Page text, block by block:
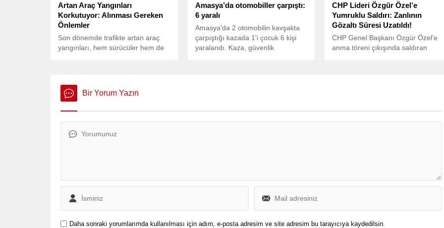
Artan Araç Yangınları
Korkutuyor: Alınması Gereken
Önlemler
Son dönemde trafikte artan araç
yangınları, hem sürücüler hem de
Amasya’da otomobiller çarpıştı:
6 yaralı
Amasya'da 2 otomobilin kavşakta
çarpıştığı kazada 1'i çocuk 6 kişi
yaralandı. Kaza, güvenlik
CHP Lideri Özgür Özel’e
Yumruklu Saldırı: Zanlının
Gözaltı Süresi Uzatıldı!
CHP Genel Başkanı Özgür Özel’e
anma töreni çıkışında saldıran
Bir Yorum Yazın
Daha sonraki yorumlarımda kullanılması için adım, e-posta adresim ve site adresim bu tarayıcıya kaydedilsin.